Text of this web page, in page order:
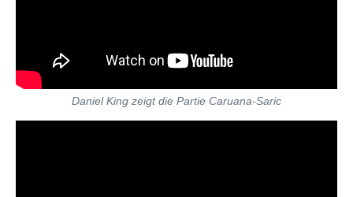
Daniel King zeigt die Partie Caruana-Saric